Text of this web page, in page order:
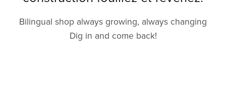
Bilingual shop always growing, always changing
Dig in and come back!